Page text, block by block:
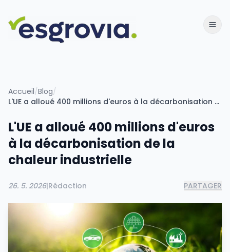
Accueil/Blog/
L'UE a alloué 400 millions d'euros à la décarbonisation de la chaleur industrielle
L'UE a alloué 400 millions d'euros
à la décarbonisation de la
chaleur industrielle
26. 5. 2026|Rédaction PARTAGER